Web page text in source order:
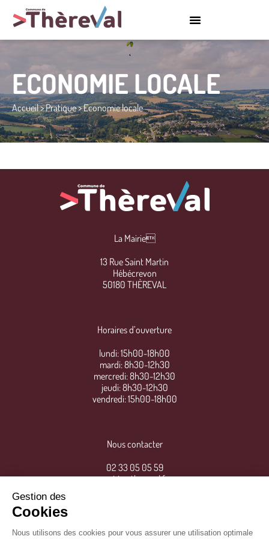
ECONOMIE LOCALE
Accueil>Pratique>Economie locale
La Mairie
13 Rue Saint Martin
Hébécrevon
50180 THÈREVAL
Horaires d’ouverture
lundi: 15h00-18h00
mardi: 8h30-12h30
mercredi: 8h30-12h30
jeudi: 8h30-12h30
vendredi: 15h00-18h00
Nous contacter
02 33 05 05 59
mairie@thereval.fr
Gestion des
Cookies
Nous utilisons des cookies pour vous assurer une utilisation optimale